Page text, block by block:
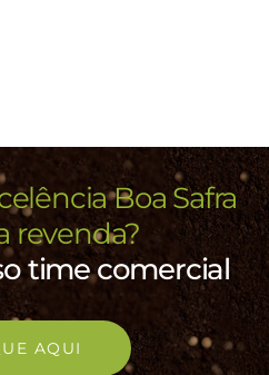
Boa Safra
revenda?
time comercial
AQUI